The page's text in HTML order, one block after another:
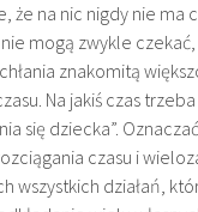
że na nic nigdy nie ma
mogą zwykle czekać,
znakomitą
Na jakiś czas
się dziecka”.
czasu i
wszystkich działań,